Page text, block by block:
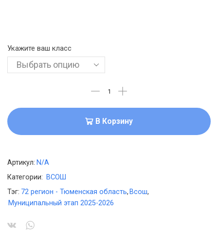
Укажите ваш класс
В Корзину
Артикул: N/A
Категории: ВСОШ
Тэг: 72 регион - Тюменская область, Всош,
Муниципальный этап 2025-2026